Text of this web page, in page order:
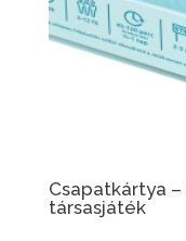
Csapatkártya
társasjáték